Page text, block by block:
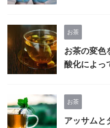
お茶
お茶の変色
酸化によっ
お茶
アッサムと